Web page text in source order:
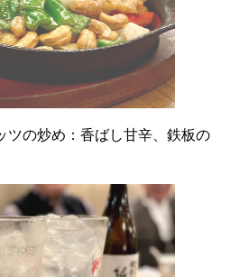
の炒め：香ばし甘辛、鉄板の